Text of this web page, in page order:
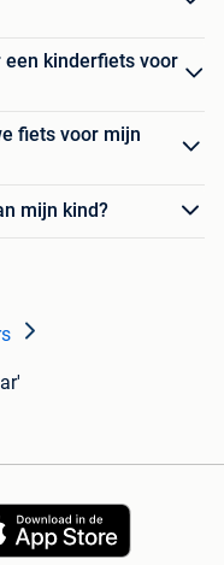
een kinderfiets voor
fiets voor mijn
mijn kind?